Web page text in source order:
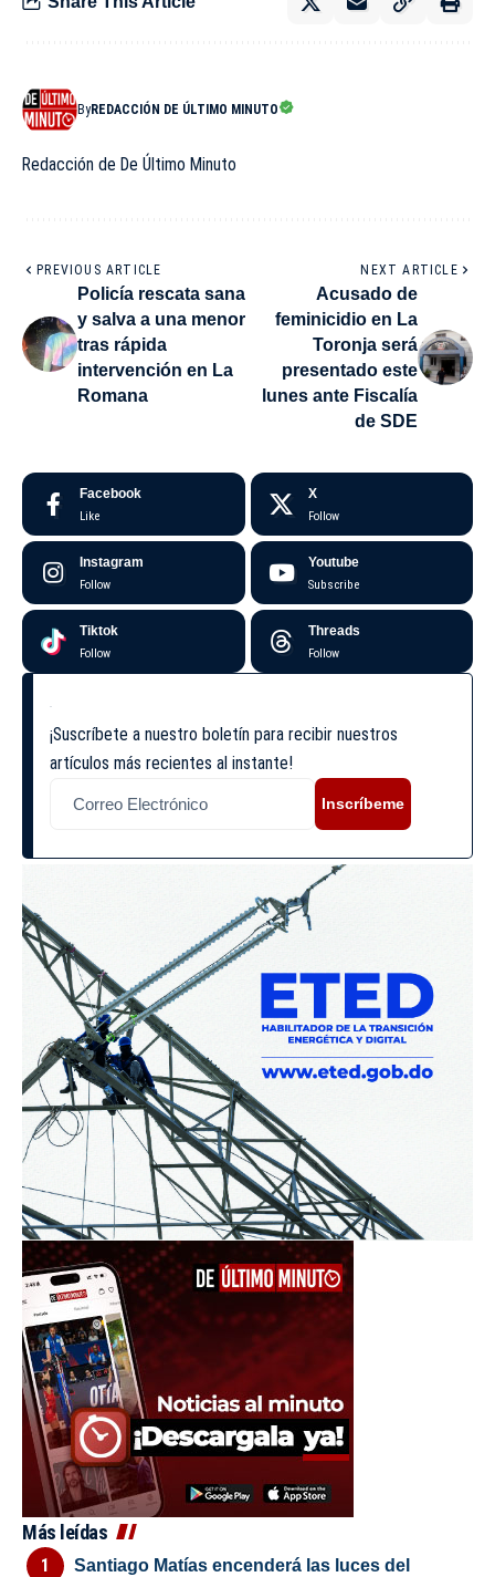
ByREDACCIÓN DE ÚLTIMO MINUTO
Redacción de De Último Minuto
PREVIOUS ARTICLE
Policía rescata sana
y salva a una menor
tras rápida
intervención en La
Romana
NEXT ARTICLE
Acusado de
feminicidio en La
Toronja será
presentado este
lunes ante Fiscalía
de SDE
Facebook
Like
X
Follow
Instagram
Follow
Youtube
Subscribe
Tiktok
Follow
Threads
Follow
¡Suscríbete a nuestro boletín para recibir nuestros
artículos más recientes al instante!
Inscríbeme
Más leídas
Santiago Matías encenderá las luces del